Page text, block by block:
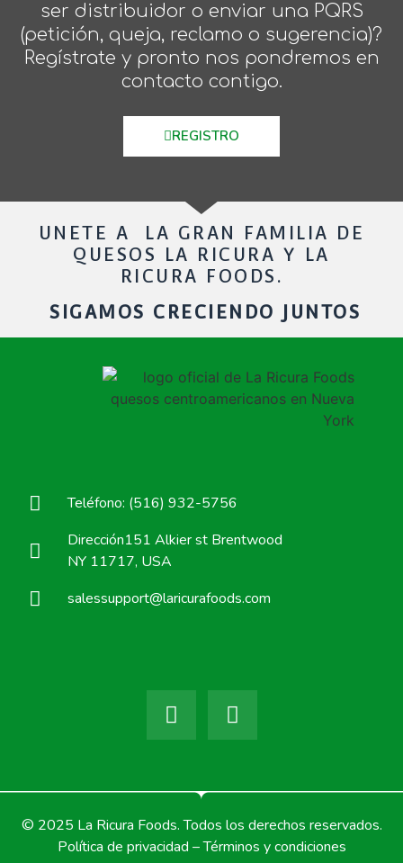
ser distribuidor o enviar una PQRS
(petición, queja, reclamo o sugerencia)?
Regístrate y pronto nos pondremos en
contacto contigo.
REGISTRO
UNETE A LA GRAN FAMILIA DE
QUESOS LA RICURA Y LA
RICURA FOODS.
SIGAMOS CRECIENDO JUNTOS
Teléfono: (516) 932-5756
Dirección151 Alkier st Brentwood
NY 11717, USA
salessupport@laricurafoods.com
© 2025 La Ricura Foods. Todos los derechos reservados.
Política de privacidad – Términos y condiciones